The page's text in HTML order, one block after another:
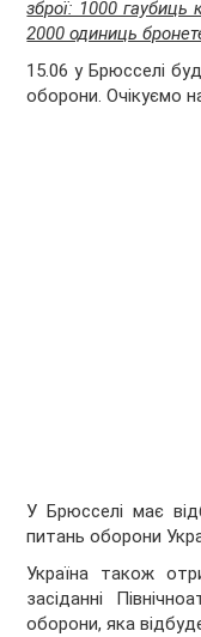
зброї: 1000
2000 одиниць
15.06 у Брюсселі
оборони. Очікуємо
У Брюсселі має
питань оборони
Україна також
засіданні
оборони, яка